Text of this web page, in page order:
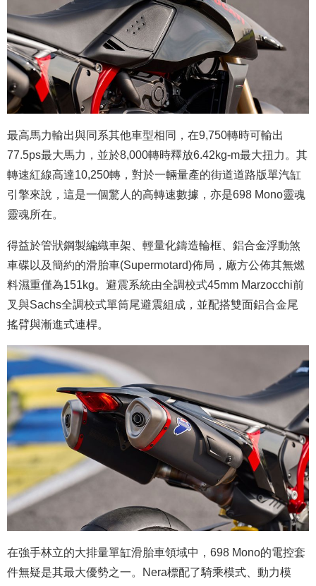
最高馬力輸出與同系其他車型相同，在9,750轉時可輸出
77.5ps最大馬力，並於8,000轉時釋放6.42kg-m最大扭力。其
轉速紅線高達10,250轉，對於一輛量產的街道道路版單汽缸
引擎來說，這是一個驚人的高轉速數據，亦是698 Mono靈魂
靈魂所在。
得益於管狀鋼製編織車架、輕量化鑄造輪框、鋁合金浮動煞
車碟以及簡約的滑胎車(Supermotard)佈局，廠方公佈其無燃
料濕重僅為151kg。避震系統由全調校式45mm Marzocchi前
叉與Sachs全調校式單筒尾避震組成，並配搭雙面鋁合金尾
搖臂與漸進式連桿。
在強手林立的大排量單缸滑胎車領域中，698 Mono的電控套
件無疑是其最大優勢之一。Nera標配了騎乘模式、動力模